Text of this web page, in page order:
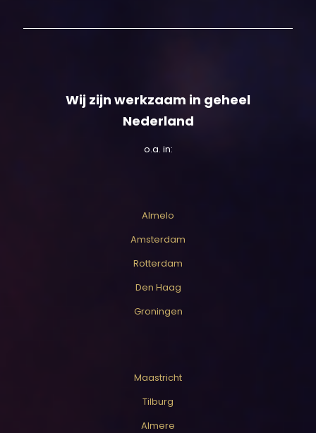
Wij zijn werkzaam in geheel
Nederland
o.a. in:
Almelo
Amsterdam
Rotterdam
Den Haag
Groningen
Maastricht
Tilburg
Almere